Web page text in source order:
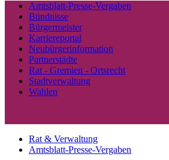
Amtsblatt-Presse-Vergaben
Bündnisse
Bürgermeister
Karriereportal
Neubürgerinformation
Partnerstädte
Rat - Gremien - Ortsrecht
Stadtverwaltung
Wahlen
Rat & Verwaltung
Amtsblatt-Presse-Vergaben